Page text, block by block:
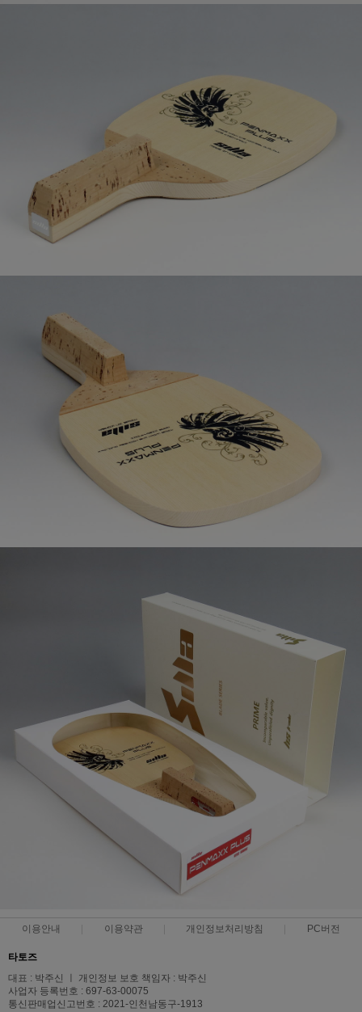
이용안내 이용약관 개인정보처리방침 PC버전
타토즈
대표 : 박주신 ㅣ 개인정보 보호 책임자 : 박주신
사업자 등록번호 : 697-63-00075
통신판매업신고번호 : 2021-인천남동구-1913